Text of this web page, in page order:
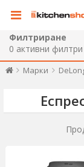
Филтриране
0 активни филтри
Марки